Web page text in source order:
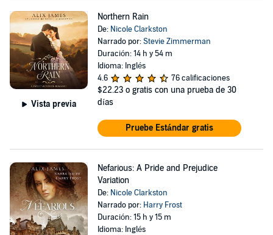
Vista previa
Northern Rain
De: Nicole Clarkston
Narrado por:Stevie Zimmerman
Duración: 14 h y 54 m
Idioma: Inglés
4.6
76 calificaciones
$22.23 o gratis con una prueba de 30
días
Pruebe Estándar gratis
Nefarious: A Pride and Prejudice
Variation
De: Nicole Clarkston
Narrado por: Harry Frost
Duración: 15 h y 15 m
Idioma: Inglés